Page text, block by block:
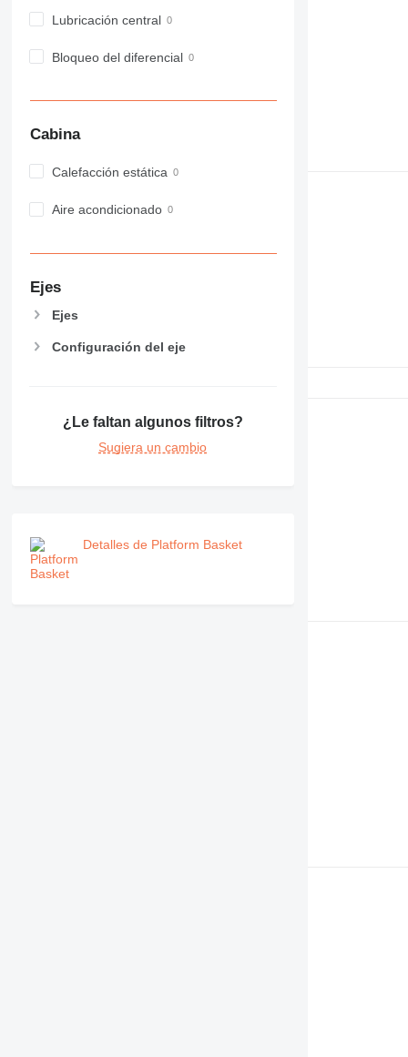
CS
E-series
IT
MH
Lubricación central
Bloqueo del diferencial
Cabina
Calefacción estática
Aire acondicionado
Ejes
Ejes
Configuración del eje
¿Le faltan algunos filtros?
Sugiera un cambio
Detalles de Platform Basket